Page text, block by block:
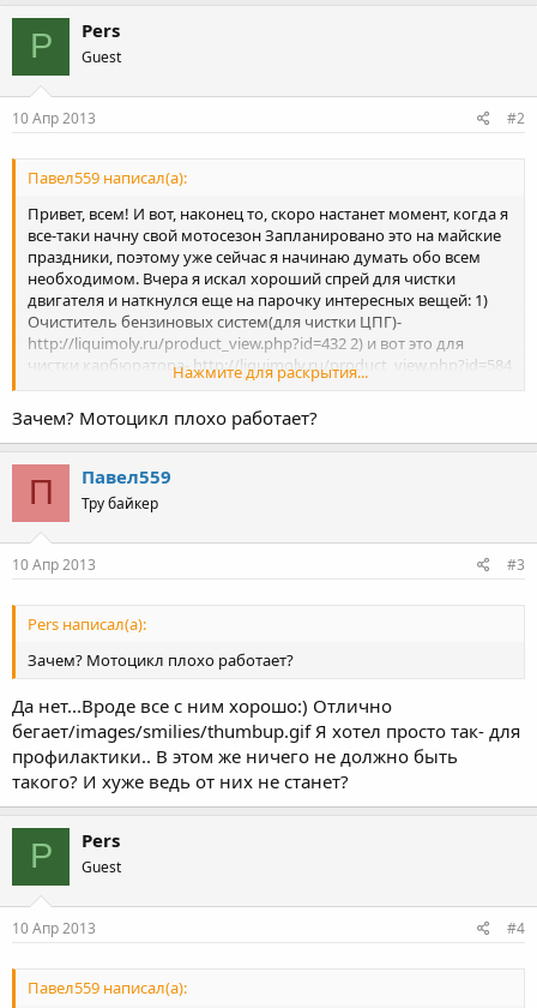
P Pers
Guest
10 Апр 2013 #2
Павел559 написал(а):
Привет, всем! И вот, наконец то, скоро настанет момент, когда я
все-таки начну свой мотосезон Запланировано это на майские
праздники, поэтому уже сейчас я начинаю думать обо всем
необходимом. Вчера я искал хороший спрей для чистки
двигателя и наткнулся еще на парочку интересных вещей: 1)
Очиститель бензиновых систем(для чистки ЦПГ)-
http://liquimoly.ru/product_view.php?id=432 2) и вот это для
чистки карбюратора- http://liquimoly.ru/product_view.php?id=584
Езжу я на ебре на даче и заправляю его на сельской заправке,
поэтому за качество бензина я немного опасаюсь, вот мой
взгляд и пал на эти баллончики. Как вы думаете стоит ли их
купить для ебрика? Не представляют ли они опасность для
ебровского двигателя? особенно опасным мне кажется
первый, который для чистки двигателя и раскоксовки...
Нажмите для раскрытия...
Зачем? Мотоцикл плохо работает?
П Павел559
Тру байкер
10 Апр 2013 #3
Pers написал(а):
Зачем? Мотоцикл плохо работает?
Да нет...Вроде все с ним хорошо:) Отлично
бегает/images/smilies/thumbup.gif Я хотел просто так- для
профилактики.. В этом же ничего не должно быть
такого? И хуже ведь от них не станет?
P Pers
Guest
10 Апр 2013 #4
Павел559 написал(а):